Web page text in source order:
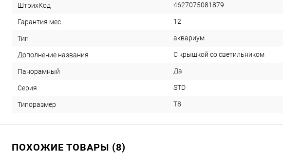
ШтрихКод 4627075081879
Гарантия мес. 12
Тип аквариум
Дополнение названия С крышкой со светильником
Панорамный Да
Серия STD
Типоразмер T8
ПОХОЖИЕ ТОВАРЫ (8)